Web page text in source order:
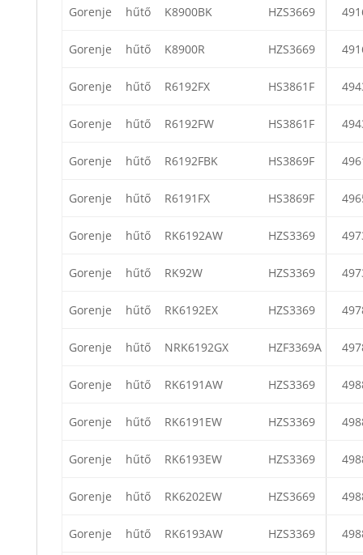
Gorenje hűtő K8900BK HZS3669
Gorenje hűtő K8900R HZS3669
Gorenje hűtő R6192FX HS3861F
Gorenje hűtő R6192FW HS3861F
Gorenje hűtő R6192FBK HS3869F
Gorenje hűtő R6191FX HS3869F
Gorenje hűtő RK6192AW HZS3369
Gorenje hűtő RK92W HZS3369
Gorenje hűtő RK6192EX HZS3369
Gorenje hűtő NRK6192GX HZF3369A
Gorenje hűtő RK6191AW HZS3369
Gorenje hűtő RK6191EW HZS3369
Gorenje hűtő RK6193EW HZS3369
Gorenje hűtő RK6202EW HZS3669
Gorenje hűtő RK6193AW HZS3369